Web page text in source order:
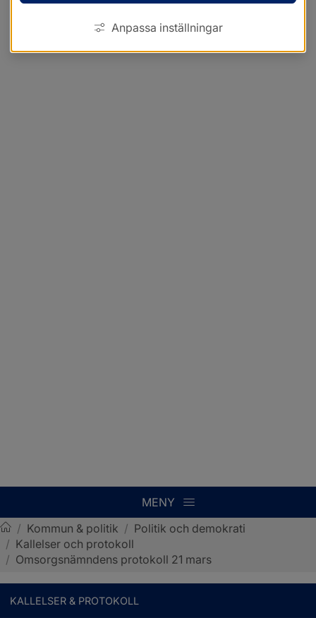
MENY
Sotenäs kommun
/ Kommun & politik / Politik och demokrati
/ Kallelser och protokoll
/ Omsorgsnämndens protokoll 21 mars
KALLELSER & PROTOKOLL
Anpassa inställningar